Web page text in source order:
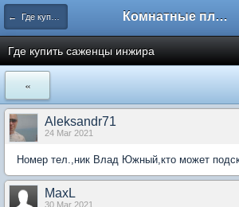
← Где купить растения для комнатного сада Комнатные плодовые экзоты
Где купить саженцы инжира
«
Aleksandr71
24 Mar 2021
Номер тел.,ник Влад Южный,кто может
MaxL
30 Mar 2021